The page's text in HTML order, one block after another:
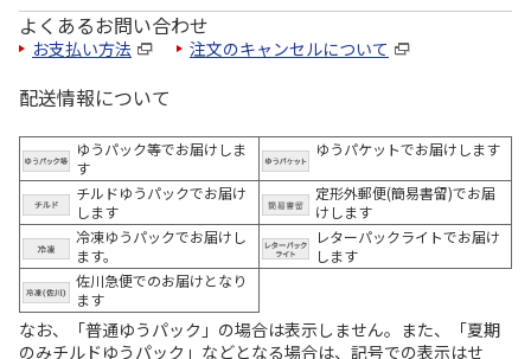
よくあるお問い合わせ
お支払い方法 注文のキャンセルについて
配送情報について
ゆうパック等でお届けしま
す
ゆうパケットでお届けします
チルドゆうパックでお届け
します
定形外郵便(簡易書留)でお届
けします
冷凍ゆうパックでお届けし
ます。
レターパックライトでお届け
します
佐川急便でのお届けとなり
ます
なお、「普通ゆうパック」の場合は表示しません。また、「夏期
のみチルドゆうパック」などとなる場合は、記号での表示はせ